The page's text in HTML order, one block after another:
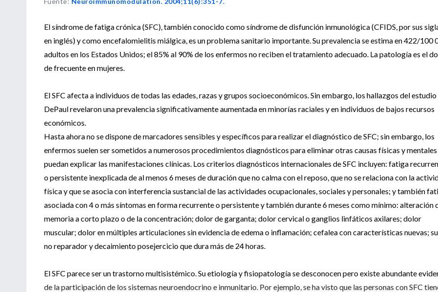
El síndrome de fatiga crónica (SFC), también conocido como síndrome de disfunción inmunológica (CFIDS, por sus
en inglés) y como encefalomielitis miálgica, es un problema sanitario importante. Su prevalencia se estima en 422/100
adultos en los Estados Unidos; el 85% al 90% de los enfermos no reciben el tratamiento adecuado. La patología es el
de frecuente en mujeres.
El SFC afecta a individuos de todas las edades, razas y grupos socioeconómicos. Sin embargo, los hallazgos del estudio
DePaul revelaron una prevalencia significativamente aumentada en minorías raciales y en individuos de bajos recursos
económicos.
Hasta ahora no se dispone de marcadores sensibles y específicos para realizar el diagnóstico de SFC; sin embargo, los
enfermos suelen ser sometidos a numerosos procedimientos diagnósticos para eliminar otras causas físicas y
puedan explicar las manifestaciones clínicas. Los criterios diagnósticos internacionales de SFC incluyen: fatiga
o persistente inexplicada de al menos 6 meses de duración que no calma con el reposo, que no se relaciona con la
física y que se asocia con interferencia sustancial de las actividades ocupacionales, sociales y personales; y también
asociada con 4 o más síntomas en forma recurrente o persistente y también durante 6 meses como mínimo: alteración
memoria a corto plazo o de la concentración; dolor de garganta; dolor cervical o ganglios linfáticos axilares; dolor
muscular; dolor en múltiples articulaciones sin evidencia de edema o inflamación; cefalea con características nuevas;
no reparador y decaimiento posejercicio que dura más de 24 horas.
El SFC parece ser un trastorno multisistémico. Su etiología y fisiopatología se desconocen pero existe abundante
de la participación de los sistemas neuroendocrino e inmunitario. Por ejemplo, se ha visto que las personas con SFC